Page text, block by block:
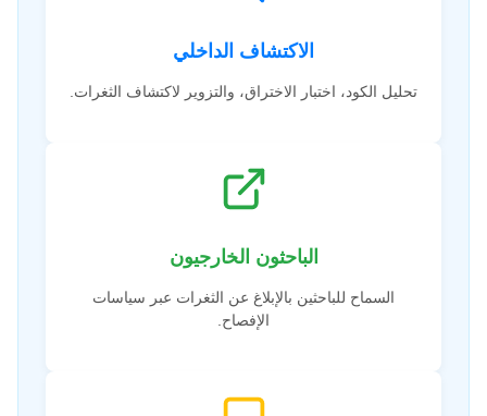
الاكتشاف الداخلي
تحليل الكود، اختبار الاختراق، والتزوير لاكتشاف الثغرات.
الباحثون الخارجيون
السماح للباحثين بالإبلاغ عن الثغرات عبر سياسات
الإفصاح.